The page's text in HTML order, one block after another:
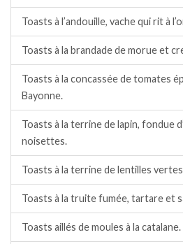
Toasts à l’andouille, vache qui rit à
Toasts à la brandade de morue et
Toasts à la concassée de tomates
Bayonne.
Toasts à la terrine de lapin, fondue
noisettes.
Toasts à la terrine de lentilles
Toasts à la truite fumée, tartare et
Toasts aillés de moules à la catalane.